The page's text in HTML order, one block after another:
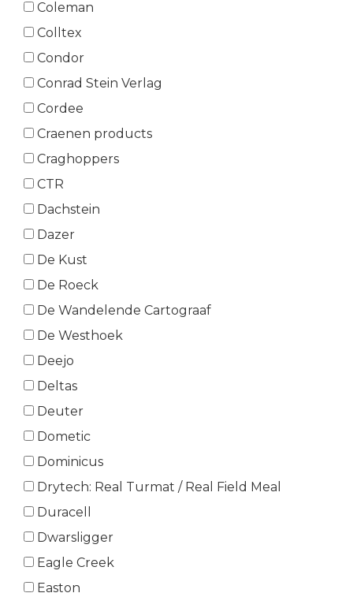
Coleman
Colltex
Condor
Conrad Stein Verlag
Cordee
Craenen products
Craghoppers
CTR
Dachstein
Dazer
De Kust
De Roeck
De Wandelende Cartograaf
De Westhoek
Deejo
Deltas
Deuter
Dometic
Dominicus
Drytech: Real Turmat / Real Field Meal
Duracell
Dwarsligger
Eagle Creek
Easton